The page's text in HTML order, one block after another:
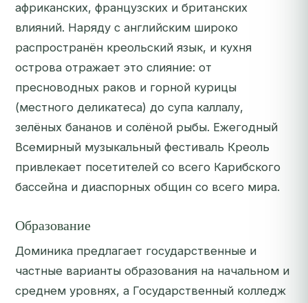
африканских, французских и британских
влияний. Наряду с английским широко
распространён креольский язык, и кухня
острова отражает это слияние: от
пресноводных раков и горной курицы
(местного деликатеса) до супа каллалу,
зелёных бананов и солёной рыбы. Ежегодный
Всемирный музыкальный фестиваль Креоль
привлекает посетителей со всего Карибского
бассейна и диаспорных общин со всего мира.
Образование
Доминика предлагает государственные и
частные варианты образования на начальном и
среднем уровнях, а Государственный колледж